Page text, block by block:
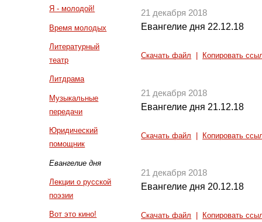
Я - молодой!
Время молодых
Литературный
театр
Литдрама
Музыкальные
передачи
Юридический
помощник
Евангелие дня
Лекции о русской
поэзии
Вот это кино!
21 декабря 2018
Евангелие дня 22.12.18
Скачать файл Копировать
21 декабря 2018
Евангелие дня 21.12.18
Скачать файл Копировать
21 декабря 2018
Евангелие дня 20.12.18
Скачать файл Копировать